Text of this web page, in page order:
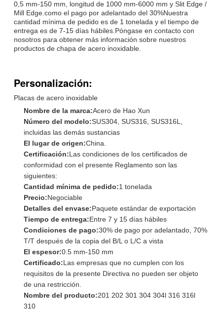
0,5 mm-150 mm, longitud de 1000 mm-6000 mm y Slit Edge /
Mill Edge.como el pago por adelantado del 30%Nuestra
cantidad mínima de pedido es de 1 tonelada y el tiempo de
entrega es de 7-15 días hábiles.Póngase en contacto con
nosotros para obtener más información sobre nuestros
productos de chapa de acero inoxidable.
Personalización:
Placas de acero inoxidable
Nombre de la marca:Acero de Hao Xun
Número del modelo:SUS304, SUS316, SUS316L,
incluidas las demás sustancias
El lugar de origen:China.
Certificación:Las condiciones de los certificados de
conformidad con el presente Reglamento son las
siguientes:
Cantidad mínima de pedido:1 tonelada
Precio:Negociable
Detalles del envase:Paquete estándar de exportación
Tiempo de entrega:Entre 7 y 15 días hábiles
Condiciones de pago:30% de pago por adelantado, 70%
T/T después de la copia del B/L o L/C a vista
El espesor:0.5 mm-150 mm
Certificado:Las empresas que no cumplen con los
requisitos de la presente Directiva no pueden ser objeto
de una restricción.
Nombre del producto:201 202 301 304 304l 316 316l
310